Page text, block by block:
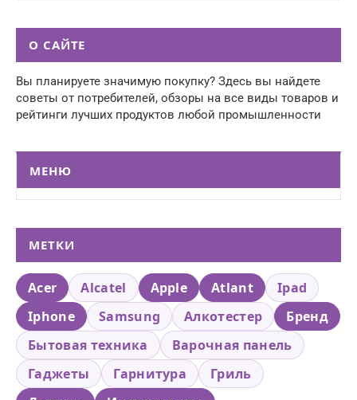
О САЙТЕ
Вы планируете значимую покупку? Здесь вы найдете
советы от потребителей, обзоры на все виды товаров и
рейтинги лучших продуктов любой промышленности
МЕНЮ
МЕТКИ
Acer Alcatel Apple Atlant
Ipad
Iphone
Samsung Алкотестер
Бренд
Бытовая техника
Варочная панель
Гаджеты
Гарнитура
Гриль